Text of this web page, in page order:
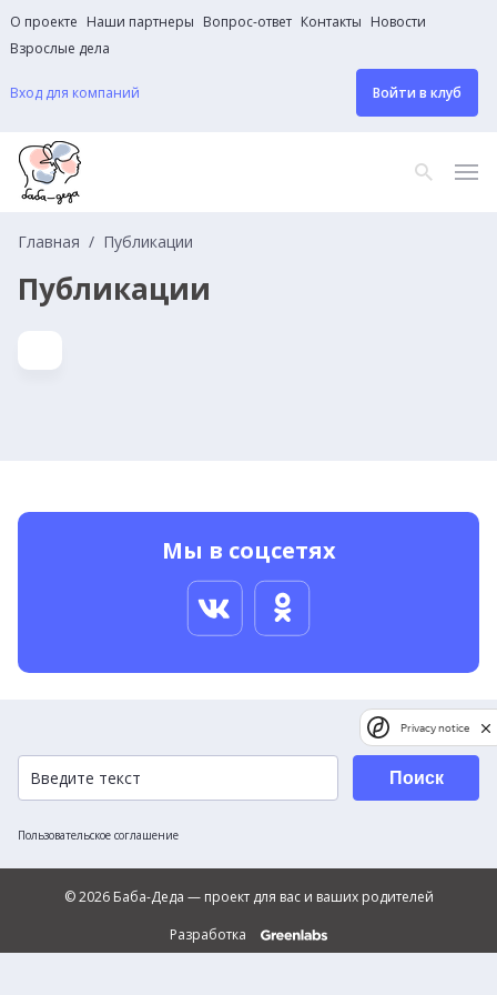
О проекте Наши партнеры Вопрос-ответ Контакты Новости
Взрослые дела
Вход для компаний Войти в клуб
Главная Публикации
Публикации
Мы в соцсетях
Пользовательское соглашение
Поиск
© 2026 Баба-Деда — проект для вас и ваших родителей
Разработка
Privacy notice